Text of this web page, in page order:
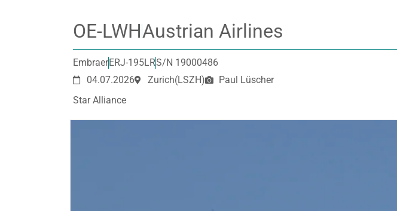
OE-LWHAustrian Airlines
EmbraerERJ-195LRS/N 19000486
04.07.2026
Zurich(LSZH)
Paul Lüscher
Star Alliance